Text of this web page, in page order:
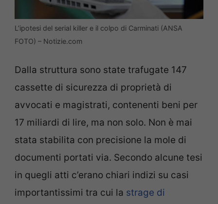
L’ipotesi del serial killer e il colpo di Carminati (ANSA
FOTO) – Notizie.com
Dalla struttura sono state trafugate 147
cassette di sicurezza di proprietà di
avvocati e magistrati, contenenti beni per
17 miliardi di lire, ma non solo. Non è mai
stata stabilita con precisione la mole di
documenti portati via. Secondo alcune tesi
in quegli atti c’erano chiari indizi su casi
importantissimi tra cui la strage di